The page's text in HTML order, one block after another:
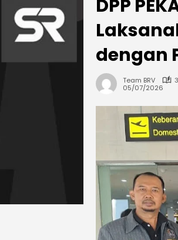
DPP
dengan
Team BRV
05/07/2026